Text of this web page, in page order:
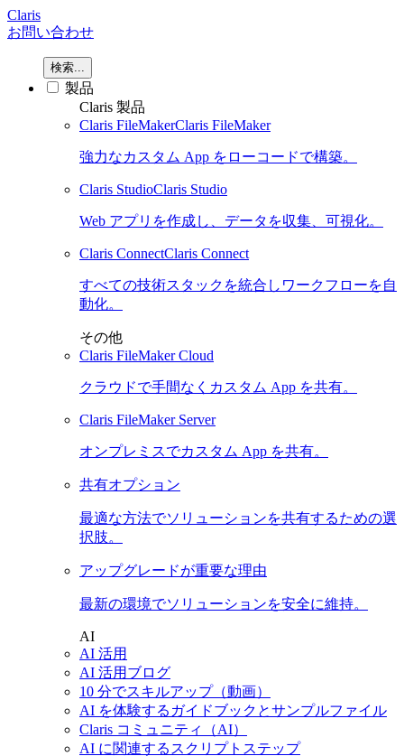
Claris
お問い合わせ
検索...
製品
Claris 製品
Claris FileMakerClaris FileMaker
強力なカスタム App をローコードで構築。
Claris StudioClaris Studio
Web アプリを作成し、データを収集、可視化。
Claris ConnectClaris Connect
すべての技術スタックを統合しワークフローを自
動化。
その他
Claris FileMaker Cloud
クラウドで手間なくカスタム App を共有。
Claris FileMaker Server
オンプレミスでカスタム App を共有。
共有オプション
最適な方法でソリューションを共有するための選
択肢。
アップグレードが重要な理由
最新の環境でソリューションを安全に維持。
AI
AI 活用
AI 活用ブログ
10 分でスキルアップ（動画）
AI を体験するガイドブックとサンプルファイル
Claris コミュニティ（AI）
AI に関連するスクリプトステップ